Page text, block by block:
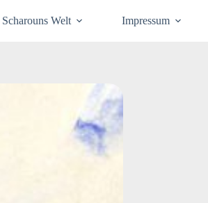
Scharouns Welt Impressum